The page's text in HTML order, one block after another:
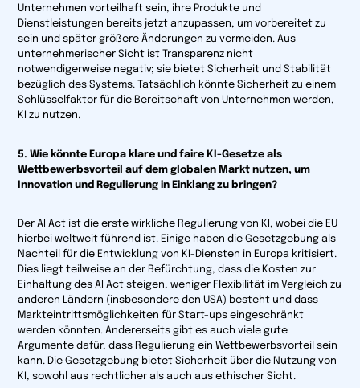
Unternehmen vorteilhaft sein, ihre Produkte und
Dienstleistungen bereits jetzt anzupassen, um vorbereitet zu
sein und später größere Änderungen zu vermeiden. Aus
unternehmerischer Sicht ist Transparenz nicht
notwendigerweise negativ; sie bietet Sicherheit und Stabilität
bezüglich des Systems. Tatsächlich könnte Sicherheit zu einem
Schlüsselfaktor für die Bereitschaft von Unternehmen werden,
KI zu nutzen.
5. Wie könnte Europa klare und faire KI-Gesetze als
Wettbewerbsvorteil auf dem globalen Markt nutzen, um
Innovation und Regulierung in Einklang zu bringen?
Der AI Act ist die erste wirkliche Regulierung von KI, wobei die EU
hierbei weltweit führend ist. Einige haben die Gesetzgebung als
Nachteil für die Entwicklung von KI-Diensten in Europa kritisiert.
Dies liegt teilweise an der Befürchtung, dass die Kosten zur
Einhaltung des AI Act steigen, weniger Flexibilität im Vergleich zu
anderen Ländern (insbesondere den USA) besteht und dass
Markteintrittsmöglichkeiten für Start-ups eingeschränkt
werden könnten. Andererseits gibt es auch viele gute
Argumente dafür, dass Regulierung ein Wettbewerbsvorteil sein
kann. Die Gesetzgebung bietet Sicherheit über die Nutzung von
KI, sowohl aus rechtlicher als auch aus ethischer Sicht.